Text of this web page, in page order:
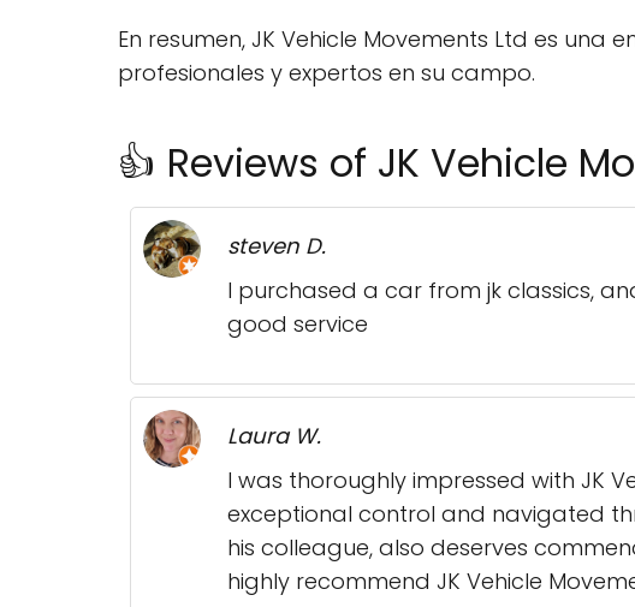
En resumen, JK Vehicle Movements Ltd es
profesionales y expertos en su campo.
👍 Reviews of JK Vehicle
steven D.
I purchased a car from jk classics,
good service
Laura W.
I was thoroughly impressed with JK
exceptional control and navigated
his colleague, also deserves
highly recommend JK Vehicle